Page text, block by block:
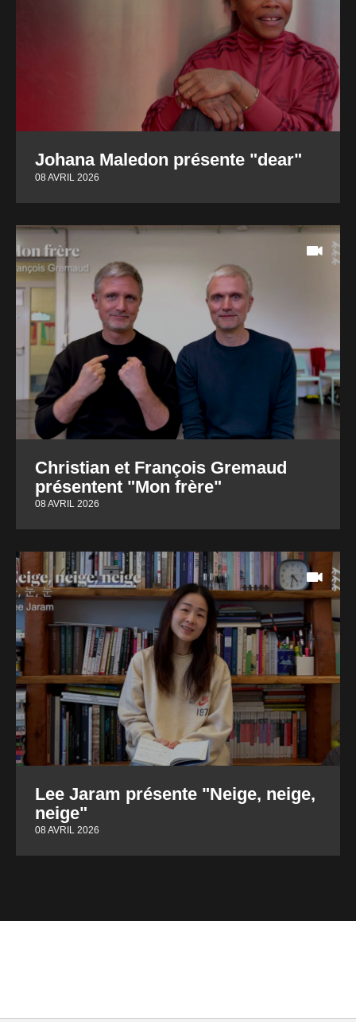
Johana Maledon présente "dear"
08 AVRIL 2026
Christian et François Gremaud
présentent "Mon frère"
08 AVRIL 2026
Lee Jaram présente "Neige, neige,
neige"
08 AVRIL 2026